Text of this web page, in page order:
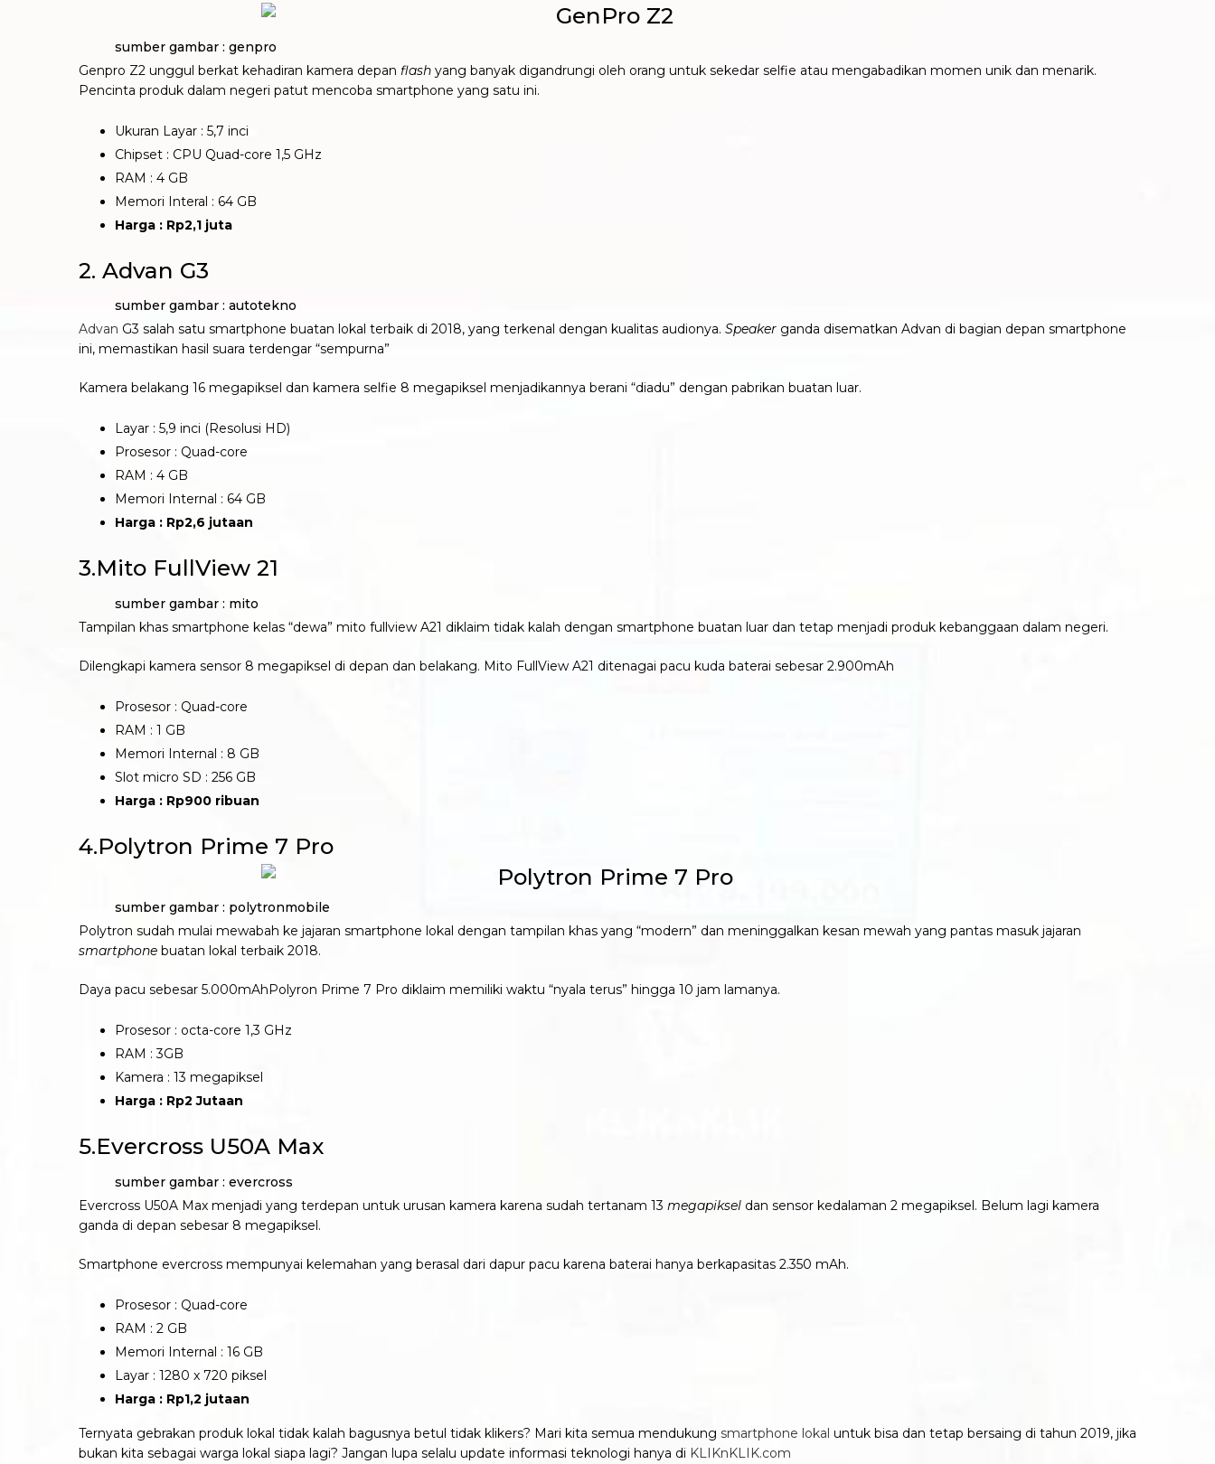
sumber gambar : genpro
Genpro Z2 unggul berkat kehadiran kamera depan flash yang banyak digandrungi oleh orang untuk sekedar selfie atau mengabadikan momen unik dan menarik.
Pencinta produk dalam negeri patut mencoba smartphone yang satu ini.
Ukuran Layar : 5,7 inci
Chipset : CPU Quad-core 1,5 GHz
RAM : 4 GB
Memori Interal : 64 GB
Harga : Rp2,1 juta
2. Advan G3
sumber gambar : autotekno
Advan G3 salah satu smartphone buatan lokal terbaik di 2018, yang terkenal dengan kualitas audionya. Speaker ganda disematkan Advan di bagian depan smartphone
ini, memastikan hasil suara terdengar “sempurna”
Kamera belakang 16 megapiksel dan kamera selfie 8 megapiksel menjadikannya berani “diadu” dengan pabrikan buatan luar.
Layar : 5,9 inci (Resolusi HD)
Prosesor : Quad-core
RAM : 4 GB
Memori Internal : 64 GB
Harga : Rp2,6 jutaan
3.Mito FullView 21
sumber gambar : mito
Tampilan khas smartphone kelas “dewa” mito fullview A21 diklaim tidak kalah dengan smartphone buatan luar dan tetap menjadi produk kebanggaan dalam negeri.
Dilengkapi kamera sensor 8 megapiksel di depan dan belakang. Mito FullView A21 ditenagai pacu kuda baterai sebesar 2.900mAh
Prosesor : Quad-core
RAM : 1 GB
Memori Internal : 8 GB
Slot micro SD : 256 GB
Harga : Rp900 ribuan
4.Polytron Prime 7 Pro
sumber gambar : polytronmobile
Polytron sudah mulai mewabah ke jajaran smartphone lokal dengan tampilan khas yang “modern” dan meninggalkan kesan mewah yang pantas masuk jajaran
smartphone buatan lokal terbaik 2018.
Daya pacu sebesar 5.000mAhPolyron Prime 7 Pro diklaim memiliki waktu “nyala terus” hingga 10 jam lamanya.
Prosesor : octa-core 1,3 GHz
RAM : 3GB
Kamera : 13 megapiksel
Harga : Rp2 Jutaan
5.Evercross U50A Max
sumber gambar : evercross
Evercross U50A Max menjadi yang terdepan untuk urusan kamera karena sudah tertanam 13 megapiksel dan sensor kedalaman 2 megapiksel. Belum lagi kamera
ganda di depan sebesar 8 megapiksel.
Smartphone evercross mempunyai kelemahan yang berasal dari dapur pacu karena baterai hanya berkapasitas 2.350 mAh.
Prosesor : Quad-core
RAM : 2 GB
Memori Internal : 16 GB
Layar : 1280 x 720 piksel
Harga : Rp1,2 jutaan
Ternyata gebrakan produk lokal tidak kalah bagusnya betul tidak klikers? Mari kita semua mendukung smartphone lokal untuk bisa dan tetap bersaing di tahun 2019, jika
bukan kita sebagai warga lokal siapa lagi? Jangan lupa selalu update informasi teknologi hanya di KLIKnKLIK.com